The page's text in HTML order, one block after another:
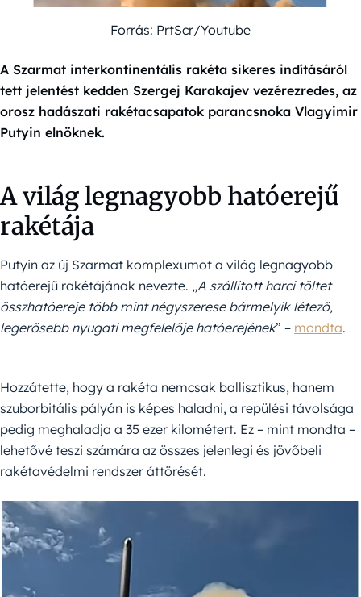
Forrás: PrtScr/Youtube
A Szarmat interkontinentális rakéta sikeres indításáról
tett jelentést kedden Szergej Karakajev vezérezredes, az
orosz hadászati rakétacsapatok parancsnoka Vlagyimir
Putyin elnöknek.
A világ legnagyobb hatóerejű
rakétája
Putyin az új Szarmat komplexumot a világ legnagyobb
hatóerejű rakétájának nevezte. „A szállított harci töltet
összhatóereje több mint négyszerese bármelyik létező,
legerősebb nyugati megfelelője hatóerejének” – mondta.
Hozzátette, hogy a rakéta nemcsak ballisztikus, hanem
szuborbitális pályán is képes haladni, a repülési távolsága
pedig meghaladja a 35 ezer kilométert. Ez – mint mondta –
lehetővé teszi számára az összes jelenlegi és jövőbeli
rakétavédelmi rendszer áttörését.